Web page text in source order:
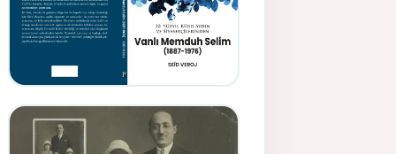
Memduh Selîmê Wanî (1887-
1876)